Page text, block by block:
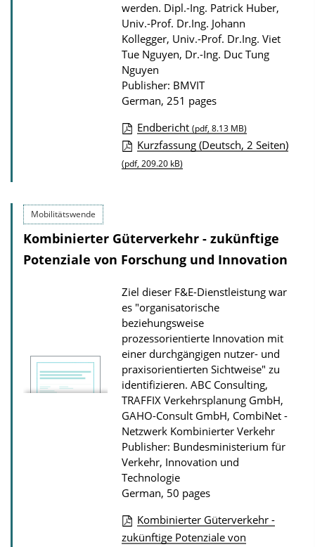
o
a
d
s
werden. Dipl.-Ing. Patrick Huber,
Univ.-Prof. Dr.Ing. Johann
Kollegger, Univ.-Prof. Dr.Ing. Viet
Tue Nguyen, Dr.-Ing. Duc Tung
Nguyen
Publisher: BMVIT
German, 251 pages
P
u
c
a
i
o
n
D
o
w
n
l
o
a
d
s
Endbericht (pdf, 8.13 MB)
Kurzfassung (Deutsch, 2 Seiten)
(pdf, 209.20 kB)
Mobilitätswende
Kombinierter Güterverkehr - zukünftige
Potenziale von Forschung und Innovation
Ziel dieser F&E-Dienstleistung war
es "organisatorische
beziehungsweise
prozessorientierte Innovation mit
einer durchgängigen nutzer- und
praxisorientierten Sichtweise" zu
identifizieren. ABC Consulting,
TRAFFIX Verkehrsplanung GmbH,
GAHO-Consult GmbH, CombiNet -
Netzwerk Kombinierter Verkehr
Publisher: Bundesministerium für
Verkehr, Innovation und
Technologie
German, 50 pages
P
Kombinierter Güterverkehr -
zukünftige Potenziale von